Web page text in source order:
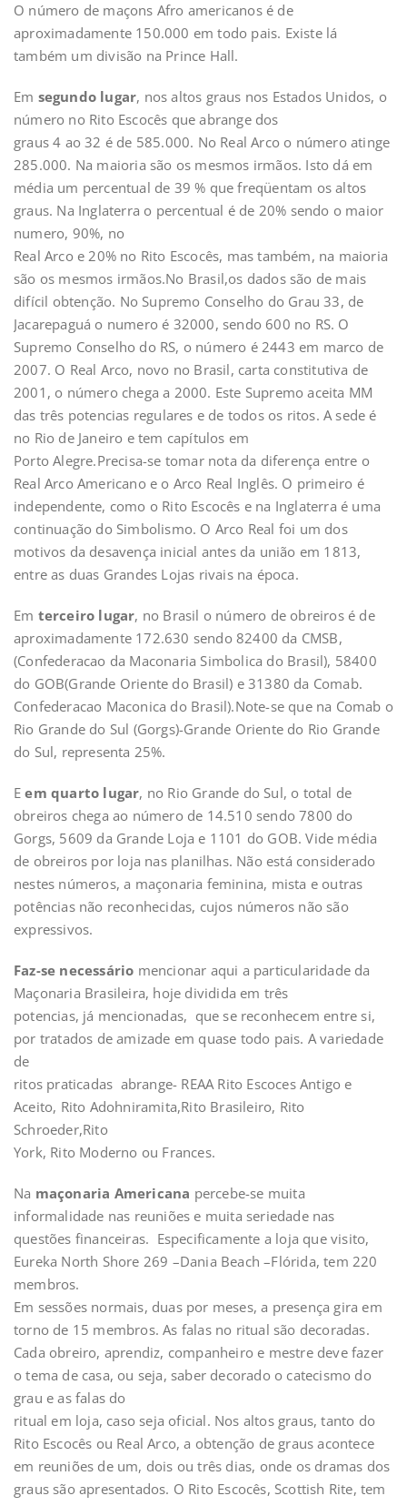
O número de maçons Afro americanos é de
aproximadamente 150.000 em todo pais. Existe lá
também um divisão na Prince Hall.
Em segundo lugar, nos altos graus nos Estados Unidos, o
número no Rito Escocês que abrange dos
graus 4 ao 32 é de 585.000. No Real Arco o número atinge
285.000. Na maioria são os mesmos irmãos. Isto dá em
média um percentual de 39 % que freqüentam os altos
graus. Na Inglaterra o percentual é de 20% sendo o maior
numero, 90%, no
Real Arco e 20% no Rito Escocês, mas também, na maioria
são os mesmos irmãos.No Brasil,os dados são de mais
difícil obtenção. No Supremo Conselho do Grau 33, de
Jacarepaguá o numero é 32000, sendo 600 no RS. O
Supremo Conselho do RS, o número é 2443 em marco de
2007. O Real Arco, novo no Brasil, carta constitutiva de
2001, o número chega a 2000. Este Supremo aceita MM
das três potencias regulares e de todos os ritos. A sede é
no Rio de Janeiro e tem capítulos em
Porto Alegre.Precisa-se tomar nota da diferença entre o
Real Arco Americano e o Arco Real Inglês. O primeiro é
independente, como o Rito Escocês e na Inglaterra é uma
continuação do Simbolismo. O Arco Real foi um dos
motivos da desavença inicial antes da união em 1813,
entre as duas Grandes Lojas rivais na época.
Em terceiro lugar, no Brasil o número de obreiros é de
aproximadamente 172.630 sendo 82400 da CMSB,
(Confederacao da Maconaria Simbolica do Brasil), 58400
do GOB(Grande Oriente do Brasil) e 31380 da Comab.
Confederacao Maconica do Brasil).Note-se que na Comab o
Rio Grande do Sul (Gorgs)-Grande Oriente do Rio Grande
do Sul, representa 25%.
Eem quarto lugar, no Rio Grande do Sul, o total de
obreiros chega ao número de 14.510 sendo 7800 do
Gorgs, 5609 da Grande Loja e 1101 do GOB. Vide média
de obreiros por loja nas planilhas. Não está considerado
nestes números, a maçonaria feminina, mista e outras
potências não reconhecidas, cujos números não são
expressivos.
Faz-se necessário mencionar aqui a particularidade da
Maçonaria Brasileira, hoje dividida em três
potencias, já mencionadas, que se reconhecem entre si,
por tratados de amizade em quase todo pais. A variedade
de
ritos praticadas abrange- REAA Rito Escoces Antigo e
Aceito, Rito Adohniramita,Rito Brasileiro, Rito
Schroeder,Rito
York, Rito Moderno ou Frances.
Na maçonaria Americana percebe-se muita
informalidade nas reuniões e muita seriedade nas
questões financeiras. Especificamente a loja que visito,
Eureka North Shore 269 –Dania Beach –Flórida, tem 220
membros.
Em sessões normais, duas por meses, a presença gira em
torno de 15 membros. As falas no ritual são decoradas.
Cada obreiro, aprendiz, companheiro e mestre deve fazer
o tema de casa, ou seja, saber decorado o catecismo do
grau e as falas do
ritual em loja, caso seja oficial. Nos altos graus, tanto do
Rito Escocês ou Real Arco, a obtenção de graus acontece
em reuniões de um, dois ou três dias, onde os dramas dos
graus são apresentados. O Rito Escocês, Scottish Rite, tem